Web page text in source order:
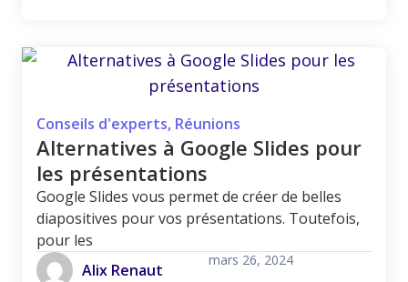
Conseils d'experts, Réunions
Alternatives à Google Slides pour
les présentations
Google Slides vous permet de créer de belles
diapositives pour vos présentations. Toutefois,
pour les
Alix Renaut
mars 26, 2024